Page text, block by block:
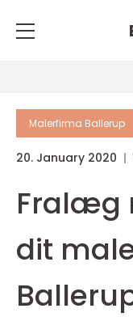
Malerfirma Ballerup
20. January 2020
Fralæg
dit